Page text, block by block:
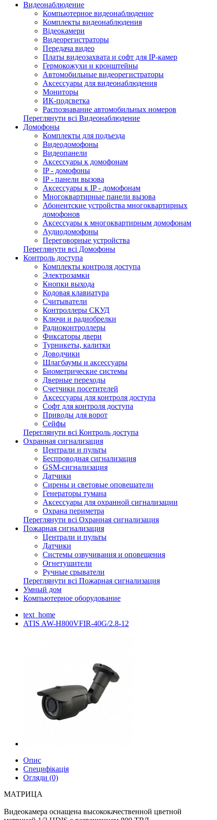
Видеонаблюдение
Компьютерное видеонаблюдение
Комплекты видеонаблюдения
Відеокамери
Видеорегистраторы
Передача видео
Платы видеозахвата и софт для IP-камер
Гермокожухи и кронштейны
Автомобильные видеорегистраторы
Аксессуары для видеонаблюдения
Мониторы
ИК-подсветка
Распознавание автомобильных номеров
Переглянути всі Видеонаблюдение
Домофоны
Комплекты для подъезда
Видеодомофоны
Видеопанели
Аксессуары к домофонам
IP - домофоны
IP - панели вызова
Аксессуары к IP - домофонам
Многоквартирные панели вызова
Абонентские устройства многоквартирных
домофонов
Аксессуары к многоквартирным домофонам
Аудиодомофоны
Переговорные устройства
Переглянути всі Домофоны
Контроль доступа
Комплекты контроля доступа
Электрозамки
Кнопки выхода
Кодовая клавиатура
Считыватели
Контроллеры СКУД
Ключи и радиобрелки
Радиоконтроллеры
Фиксаторы двери
Турникеты, калитки
Доводчики
Шлагбаумы и аксессуары
Биометрические системы
Дверные переходы
Счетчики посетителей
Аксессуары для контроля доступа
Софт для контроля доступа
Приводы для ворот
Сейфы
Переглянути всі Контроль доступа
Охранная сигнализация
Централи и пульты
Беспроводная сигнализация
GSM-сигнализация
Датчики
Сирены и световые оповещатели
Генераторы тумана
Аксессуары для охранной сигнализации
Охрана периметра
Переглянути всі Охранная сигнализация
Пожарная сигнализация
Централи и пульты
Датчики
Системы озвучивания и оповещения
Огнетушители
Ручные срыватели
Переглянути всі Пожарная сигнализация
Умный дом
Компьютерное оборудование
text_home
ATIS AW-H800VFIR-40G/2.8-12
Опис
Специфікація
Огляди (0)
МАТРИЦА
Видеокамера оснащена высококачественной цветной